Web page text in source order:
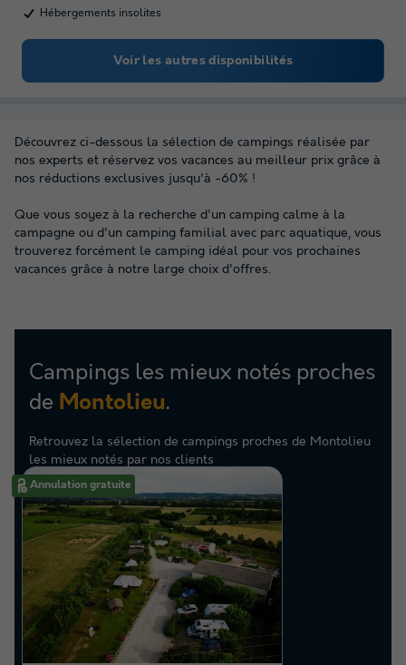
Hébergements insolites
Voir les autres disponibilités
Découvrez ci-dessous la sélection de campings réalisée par
nos experts et réservez vos vacances au meilleur prix grâce à
nos réductions exclusives jusqu'à -60% !
Que vous soyez à la recherche d'un camping calme à la
campagne ou d'un camping familial avec parc aquatique, vous
trouverez forcément le camping idéal pour vos prochaines
vacances grâce à notre large choix d'offres.
Campings les mieux notés proches
de Montolieu.
Retrouvez la sélection de campings proches de Montolieu
les mieux notés par nos clients
Annulation gratuite